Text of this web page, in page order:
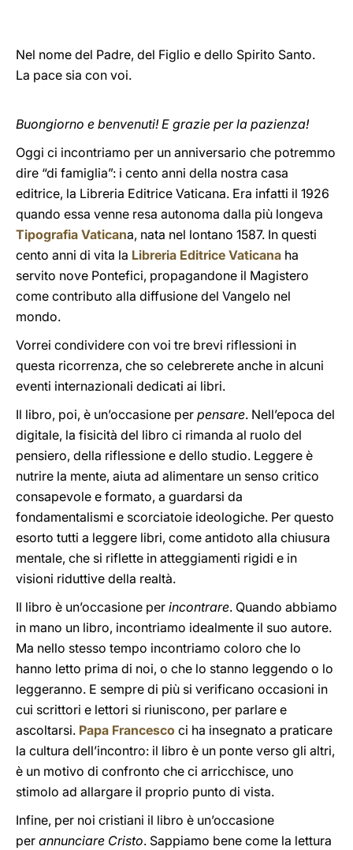
Nel nome del Padre, del Figlio e dello Spirito Santo.
La pace sia con voi.
Buongiorno e benvenuti! E grazie per la pazienza!
Oggi ci incontriamo per un anniversario che potremmo
dire “di famiglia”: i cento anni della nostra casa
editrice, la Libreria Editrice Vaticana. Era infatti il 1926
quando essa venne resa autonoma dalla più longeva
Tipografia Vaticana, nata nel lontano 1587. In questi
cento anni di vita la Libreria Editrice Vaticana ha
servito nove Pontefici, propagandone il Magistero
come contributo alla diffusione del Vangelo nel
mondo.
Vorrei condividere con voi tre brevi riflessioni in
questa ricorrenza, che so celebrerete anche in alcuni
eventi internazionali dedicati ai libri.
Il libro, poi, è un’occasione per pensare. Nell’epoca del
digitale, la fisicità del libro ci rimanda al ruolo del
pensiero, della riflessione e dello studio. Leggere è
nutrire la mente, aiuta ad alimentare un senso critico
consapevole e formato, a guardarsi da
fondamentalismi e scorciatoie ideologiche. Per questo
esorto tutti a leggere libri, come antidoto alla chiusura
mentale, che si riflette in atteggiamenti rigidi e in
visioni riduttive della realtà.
Il libro è un’occasione per incontrare. Quando abbiamo
in mano un libro, incontriamo idealmente il suo autore.
Ma nello stesso tempo incontriamo coloro che lo
hanno letto prima di noi, o che lo stanno leggendo o lo
leggeranno. E sempre di più si verificano occasioni in
cui scrittori e lettori si riuniscono, per parlare e
ascoltarsi. Papa Francesco ci ha insegnato a praticare
la cultura dell’incontro: il libro è un ponte verso gli altri,
è un motivo di confronto che ci arricchisce, uno
stimolo ad allargare il proprio punto di vista.
Infine, per noi cristiani il libro è un’occasione
per annunciare Cristo. Sappiamo bene come la lettura